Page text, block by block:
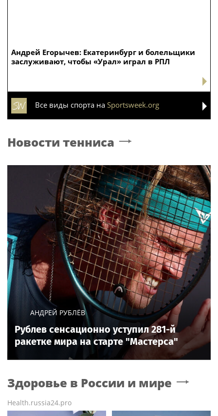
Андрей Егорычев: Екатеринбург и болельщики
заслуживают, чтобы «Урал» играл в РПЛ
Все виды спорта на Sportsweek.org
Новости тенниса
АНДРЕЙ РУБЛЁВ
Рублев сенсационно уступил 281-й
ракетке мира на старте "Мастерса"
Здоровье в России и мире
Health.russia24.pro